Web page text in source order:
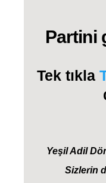
Partini
Tek tıkla
Yeşil Adil
Sizlerin